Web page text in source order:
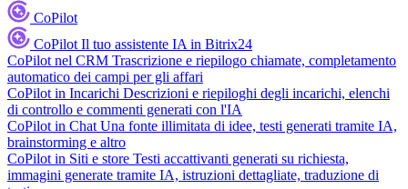
CoPilot
CoPilot Il tuo assistente IA in Bitrix24
CoPilot nel CRM Trascrizione e riepilogo chiamate, completamento
automatico dei campi per gli affari
CoPilot in Incarichi Descrizioni e riepiloghi degli incarichi, elenchi
di controllo e commenti generati con l'IA
CoPilot in Chat Una fonte illimitata di idee, testi generati tramite IA,
brainstorming e altro
CoPilot in Siti e store Testi accattivanti generati su richiesta,
immagini generate tramite IA, istruzioni dettagliate, traduzione di